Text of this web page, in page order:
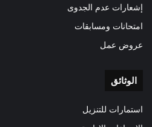
إشعارات عدم الجدوى
امتحانات ومسابقات
عروض عمل
الوثائق
استمارات للتنزيل